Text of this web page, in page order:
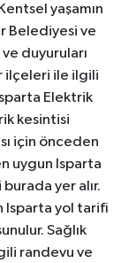
yaşamın
Belediyesi ve
duyuruları
ilçeleri ile ilgili
Elektrik
kesintisi
için önceden
uygun Isparta
yer alır.
Isparta yol tarifi
Sağlık
randevu ve